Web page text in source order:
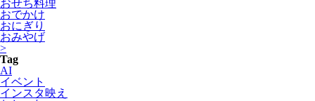
おせち料理
おでかけ
おにぎり
おみやげ
>
Tag
AI
イベント
インスタ映え